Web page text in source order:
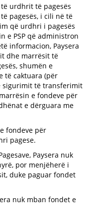
urdhrit të pagesës
pagesës, i cili në të
që urdhri i pagesës
e PSP që administron
informacion, Paysera
dhe marrësit të
shumën e
të caktuara (për
sigurimit të transferimit
e fondeve për
e dërguara me
fondeve për
pagese.
Paysera nuk
por menjëherë i
duke paguar fondet
nuk mban fondet e